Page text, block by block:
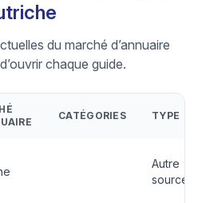
du marché d’annuaire
chaque guide.
CATÉGORIES TYPE
Autre
source